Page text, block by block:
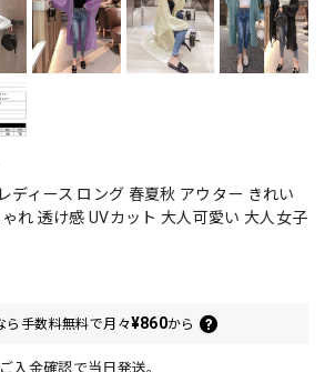
ディース ロング 春夏秋 アウター きれい
れ 透け感 UVカット 大人可愛い 大人女子
ら 手数料無料で月々¥860から
入金確認で当日発送。